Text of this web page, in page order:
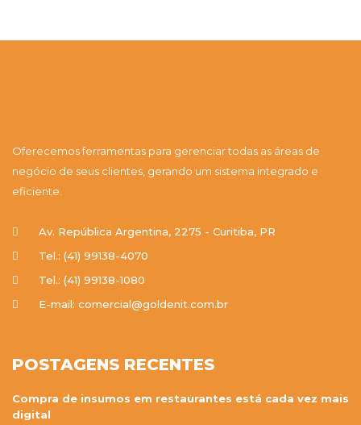
Oferecemos ferramentas para gerenciar todas as áreas de
negócio de seus clientes, gerando um sistema integrado e
eficiente.
Av. República Argentina, 2275 - Curitiba, PR
Tel.: (41) 99138-4070
Tel.: (41) 99138-1080
E-mail: comercial@goldenit.com.br
POSTAGENS RECENTES
Compra de insumos em restaurantes está cada vez mais
digital